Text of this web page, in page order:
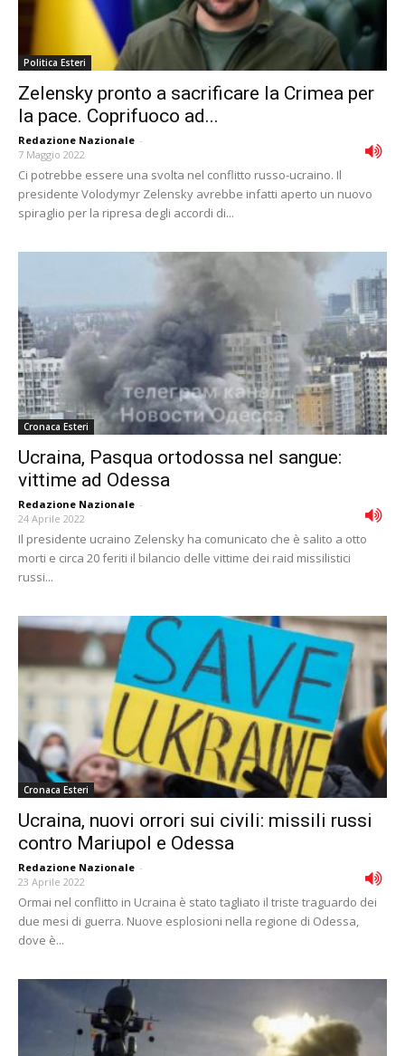
Politica Esteri
Zelensky pronto a sacrificare la Crimea per
la pace. Coprifuoco ad...
Redazione Nazionale -
7 Maggio 2022
Ci potrebbe essere una svolta nel conflitto russo-ucraino. Il
presidente Volodymyr Zelensky avrebbe infatti aperto un nuovo
spiraglio per la ripresa degli accordi di...
Cronaca Esteri
Ucraina, Pasqua ortodossa nel sangue:
vittime ad Odessa
Redazione Nazionale -
24 Aprile 2022
Il presidente ucraino Zelensky ha comunicato che è salito a otto
morti e circa 20 feriti il bilancio delle vittime dei raid missilistici
russi...
Cronaca Esteri
Ucraina, nuovi orrori sui civili: missili russi
contro Mariupol e Odessa
Redazione Nazionale -
23 Aprile 2022
Ormai nel conflitto in Ucraina è stato tagliato il triste traguardo dei
due mesi di guerra. Nuove esplosioni nella regione di Odessa,
dove è...